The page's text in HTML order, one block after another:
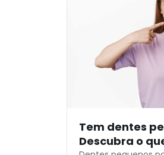
Tem dentes
Descubra o